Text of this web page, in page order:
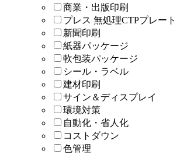
商業・出版印刷
プレス 無処理CTPプレート
新聞印刷
紙器パッケージ
軟包装パッケージ
シール・ラベル
建材印刷
サイン＆ディスプレイ
環境対策
自動化・省人化
コストダウン
色管理